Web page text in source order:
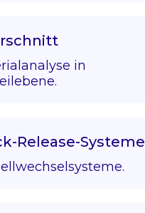
in
Release-Systeme